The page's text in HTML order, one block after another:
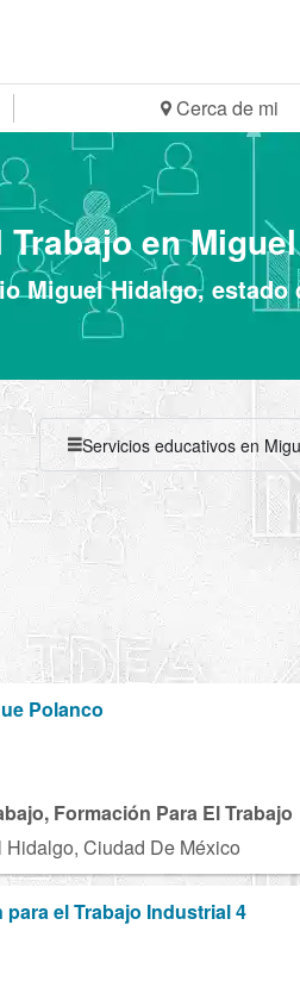
Cerca de mi
en
Miguel Hidalgo, estado
Servicios educativos en
Polanco
Formación Para El Trabajo
Ciudad De México
el Trabajo Industrial 4